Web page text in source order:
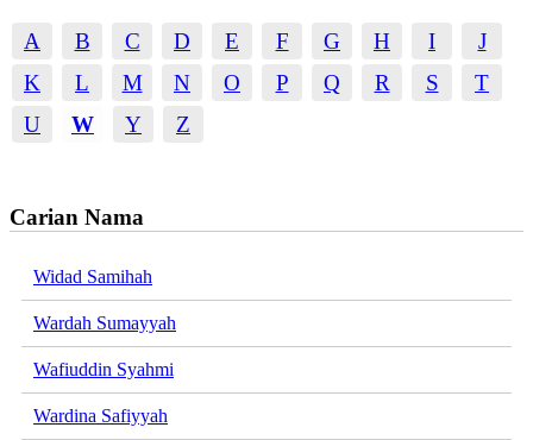
A B C D E F G H I
J
K
L M N O P Q R S
T
U
W Y Z
Carian Nama
Widad Samihah
Wardah Sumayyah
Wafiuddin Syahmi
Wardina Safiyyah